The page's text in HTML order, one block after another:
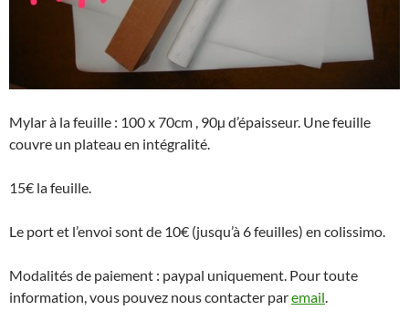
Mylar à la feuille : 100 x 70cm , 90µ d’épaisseur. Une feuille
couvre un plateau en intégralité.
15€ la feuille.
Le port et l’envoi sont de 10€ (jusqu’à 6 feuilles) en colissimo.
Modalités de paiement : paypal uniquement. Pour toute
information, vous pouvez nous contacter paremail.